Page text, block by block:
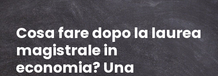
Cosa fare dopo la laurea
magistrale in
economia? Una